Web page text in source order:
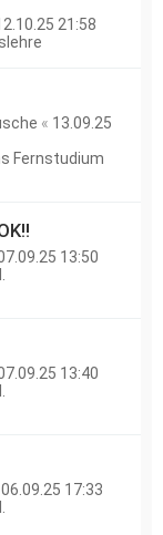
21:58
« 13.09.25
Fernstudium
13:50
13:40
06.09.25 17:33